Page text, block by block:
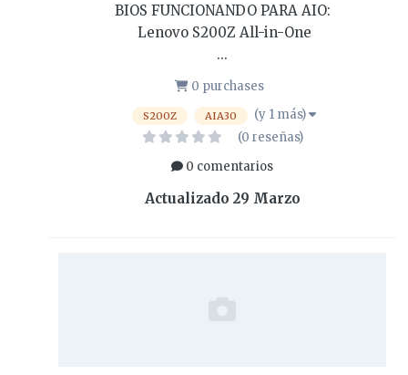
BIOS FUNCIONANDO PARA AIO:
Lenovo S200Z All-in-One
...
0 purchases
S200Z AIA30
(y 1 más)
(0 reseñas)
0 comentarios
Actualizado 29 Marzo